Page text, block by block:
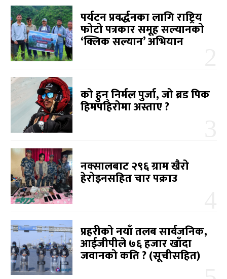
पर्यटन प्रवर्द्धनका लागि राष्ट्रिय
फोटो पत्रकार समूह सल्यानको
‘क्लिक सल्यान’ अभियान
को हुन् निर्मल पुर्जा, जो ब्रड पिक
हिमपहिरोमा अस्ताए ?
नक्सालबाट २९६ ग्राम खैरो
हेरोइनसहित चार पक्राउ
प्रहरीको नयाँ तलब सार्वजनिक,
आईजीपीले ७६ हजार खाँदा
जवानको कति ? (सूचीसहित)